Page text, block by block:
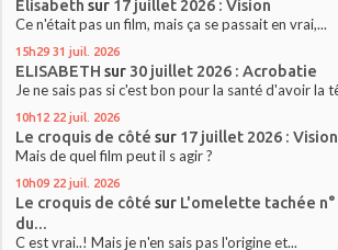
Elisabeth sur 17 juillet 2026 : Vision
Ce n'était pas un film, mais ça se passait en vrai,...
15h29 31 juil. 2026
ELISABETH sur 30 juillet 2026 : Acrobatie
Je ne sais pas si c'est bon pour la santé d'avoir la
10h12 22 juil. 2026
Le croquis de côté sur 17 juillet 2026 : Vision
Mais de quel film peut il s agir ?
10h09 22 juil. 2026
Le croquis de côté sur L'omelette tachée
du...
C est vrai..! Mais je n'en sais pas l'origine et...